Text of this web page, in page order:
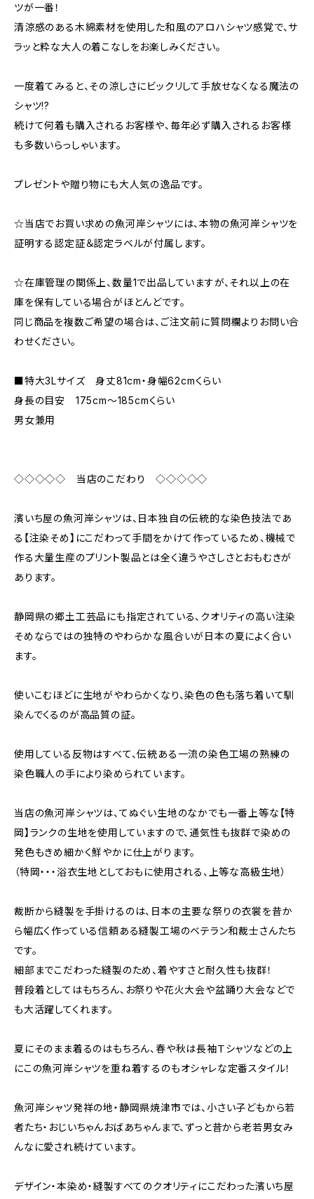
ツが一番！
清涼感のある木綿素材を使用した和風のアロハシャツ感覚で、サ
ラッと粋な大人の着こなしをお楽しみください。
一度着てみると、その涼しさにビックリして手放せなくなる魔法の
シャツ!?
続けて何着も購入されるお客様や、毎年必ず購入されるお客様
も多数いらっしゃいます。
プレゼントや贈り物にも大人気の逸品です。
☆当店でお買い求めの魚河岸シャツには、本物の魚河岸シャツを
証明する認定証＆認定ラベルが付属します。
☆在庫管理の関係上、数量1で出品していますが、それ以上の在
庫を保有している場合がほとんどです。
同じ商品を複数ご希望の場合は、ご注文前に質問欄よりお問い合
わせください。
■特大3Lサイズ 身丈81cm・身幅62cmくらい
身長の目安 175cm〜185cmくらい
男女兼用
◇◇◇◇◇ 当店のこだわり ◇◇◇◇◇
濱いち屋の魚河岸シャツは、日本独自の伝統的な染色技法であ
る【注染そめ】にこだわって手間をかけて作っているため、機械で
作る大量生産のプリント製品とは全く違うやさしさとおもむきが
あります。
静岡県の郷土工芸品にも指定されている、クオリティの高い注染
そめならではの独特のやわらかな風合いが日本の夏によく合い
ます。
使いこむほどに生地がやわらかくなり、染色の色も落ち着いて馴
染んでくるのが高品質の証。
使用している反物はすべて、伝統ある一流の染色工場の熟練の
染色職人の手により染められています。
当店の魚河岸シャツは、てぬぐい生地のなかでも一番上等な【特
岡】ランクの生地を使用していますので、通気性も抜群で染めの
発色もきめ細かく鮮やかに仕上がります。
（特岡・・・浴衣生地としておもに使用される、上等な高級生地）
裁断から縫製を手掛けるのは、日本の主要な祭りの衣裳を昔か
ら幅広く作っている信頼ある縫製工場のベテラン和裁士さんたち
です。
細部までこだわった縫製のため、着やすさと耐久性も抜群！
普段着としてはもちろん、お祭りや花火大会や盆踊り大会などで
も大活躍してくれます。
夏にそのまま着るのはもちろん、春や秋は長袖Ｔシャツなどの上
にこの魚河岸シャツを重ね着するのもオシャレな定番スタイル！
魚河岸シャツ発祥の地・静岡県焼津市では、小さい子どもから若
者たち・おじいちゃんおばあちゃんまで、ずっと昔から老若男女み
んなに愛され続けています。
デザイン・本染め・縫製すべてのクオリティにこだわった濱いち屋